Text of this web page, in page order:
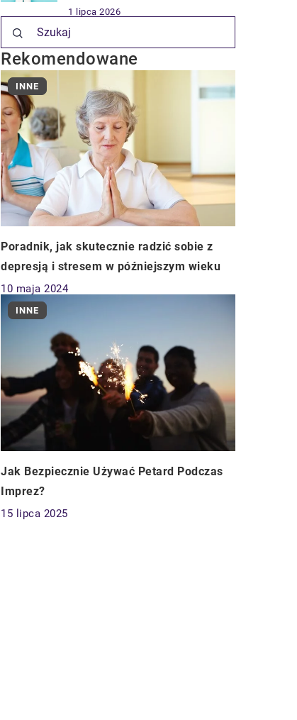
1 lipca 2026
Rekomendowane
INNE
Poradnik, jak skutecznie radzić sobie z
depresją i stresem w późniejszym wieku
10 maja 2024
INNE
Jak Bezpiecznie Używać Petard Podczas
Imprez?
15 lipca 2025